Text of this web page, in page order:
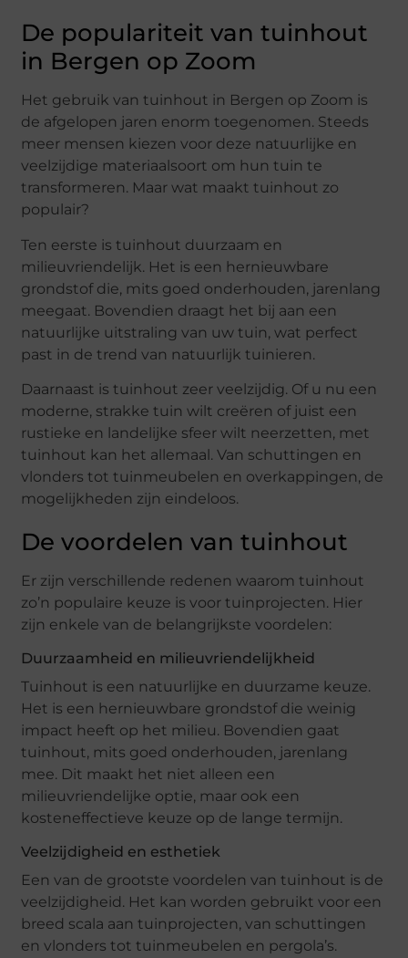
De populariteit van tuinhout
in Bergen op Zoom
Het gebruik van tuinhout in Bergen op Zoom is
de afgelopen jaren enorm toegenomen. Steeds
meer mensen kiezen voor deze natuurlijke en
veelzijdige materiaalsoort om hun tuin te
transformeren. Maar wat maakt tuinhout zo
populair?
Ten eerste is tuinhout duurzaam en
milieuvriendelijk. Het is een hernieuwbare
grondstof die, mits goed onderhouden, jarenlang
meegaat. Bovendien draagt het bij aan een
natuurlijke uitstraling van uw tuin, wat perfect
past in de trend van natuurlijk tuinieren.
Daarnaast is tuinhout zeer veelzijdig. Of u nu een
moderne, strakke tuin wilt creëren of juist een
rustieke en landelijke sfeer wilt neerzetten, met
tuinhout kan het allemaal. Van schuttingen en
vlonders tot tuinmeubelen en overkappingen, de
mogelijkheden zijn eindeloos.
De voordelen van tuinhout
Er zijn verschillende redenen waarom tuinhout
zo’n populaire keuze is voor tuinprojecten. Hier
zijn enkele van de belangrijkste voordelen:
Duurzaamheid en milieuvriendelijkheid
Tuinhout is een natuurlijke en duurzame keuze.
Het is een hernieuwbare grondstof die weinig
impact heeft op het milieu. Bovendien gaat
tuinhout, mits goed onderhouden, jarenlang
mee. Dit maakt het niet alleen een
milieuvriendelijke optie, maar ook een
kosteneffectieve keuze op de lange termijn.
Veelzijdigheid en esthetiek
Een van de grootste voordelen van tuinhout is de
veelzijdigheid. Het kan worden gebruikt voor een
breed scala aan tuinprojecten, van schuttingen
en vlonders tot tuinmeubelen en pergola’s.